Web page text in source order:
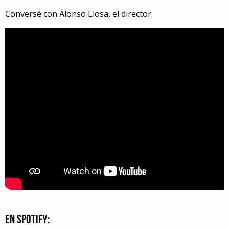
Conversé con Alonso Llosa, el director.
En Spotify: